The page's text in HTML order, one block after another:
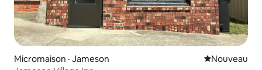
Micromaison · Jameson Nouvel
Nouveau